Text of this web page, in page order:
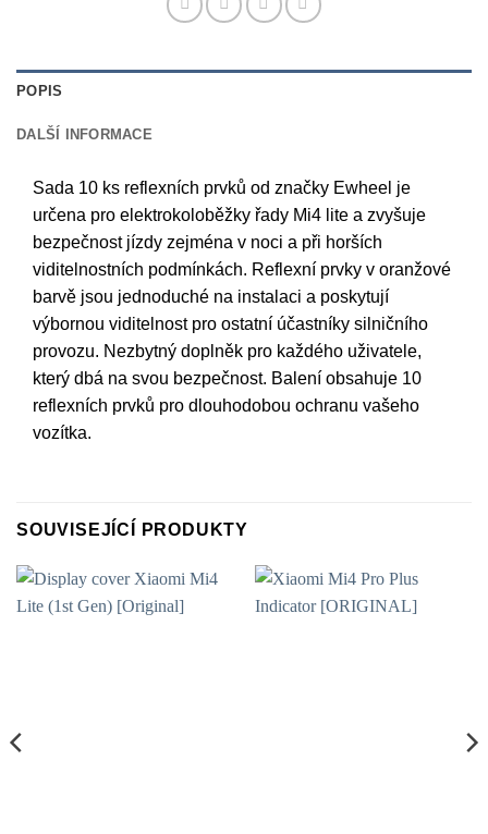
POPIS
DALŠÍ INFORMACE
Sada 10 ks reflexních prvků od značky Ewheel je
určena pro elektrokoloběžky řady Mi4 lite a zvyšuje
bezpečnost jízdy zejména v noci a při horších
viditelnostních podmínkách. Reflexní prvky v oranžové
barvě jsou jednoduché na instalaci a poskytují
výbornou viditelnost pro ostatní účastníky silničního
provozu. Nezbytný doplněk pro každého uživatele,
který dbá na svou bezpečnost. Balení obsahuje 10
reflexních prvků pro dlouhodobou ochranu vašeho
vozítka.
SOUVISEJÍCÍ PRODUKTY